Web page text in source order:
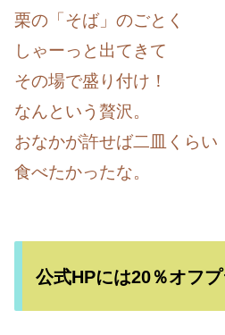
栗の「そば」のごとく
しゃーっと出てきて
その場で盛り付け！
なんという贅沢。
おなかが許せば二皿くらい
食べたかったな。
公式HPには20％オフプ